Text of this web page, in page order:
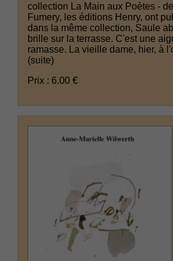
collection La Main aux Poètes -
Fumery, les éditions Henry, ont
dans la même collection, Saule
brille sur la terrasse. C'est une
ramasse. La vieille dame, hier, à
(suite)
Prix : 6.00 €